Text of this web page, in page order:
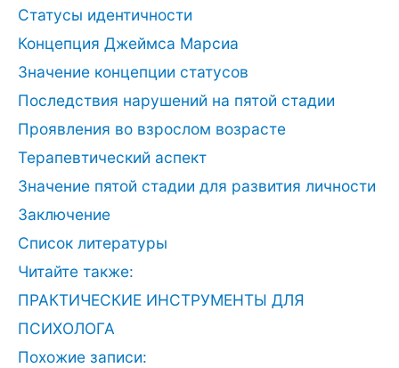
Статусы идентичности
Концепция Джеймса Марсиа
Значение концепции статусов
Последствия нарушений на пятой стадии
Проявления во взрослом возрасте
Терапевтический аспект
Значение пятой стадии для развития личности
Заключение
Список литературы
Читайте также:
ПРАКТИЧЕСКИЕ ИНСТРУМЕНТЫ ДЛЯ
ПСИХОЛОГА
Похожие записи: